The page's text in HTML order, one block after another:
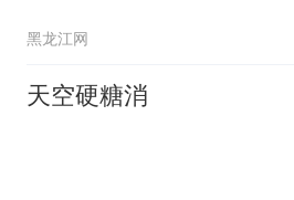
黑龙江网
天空硬糖消